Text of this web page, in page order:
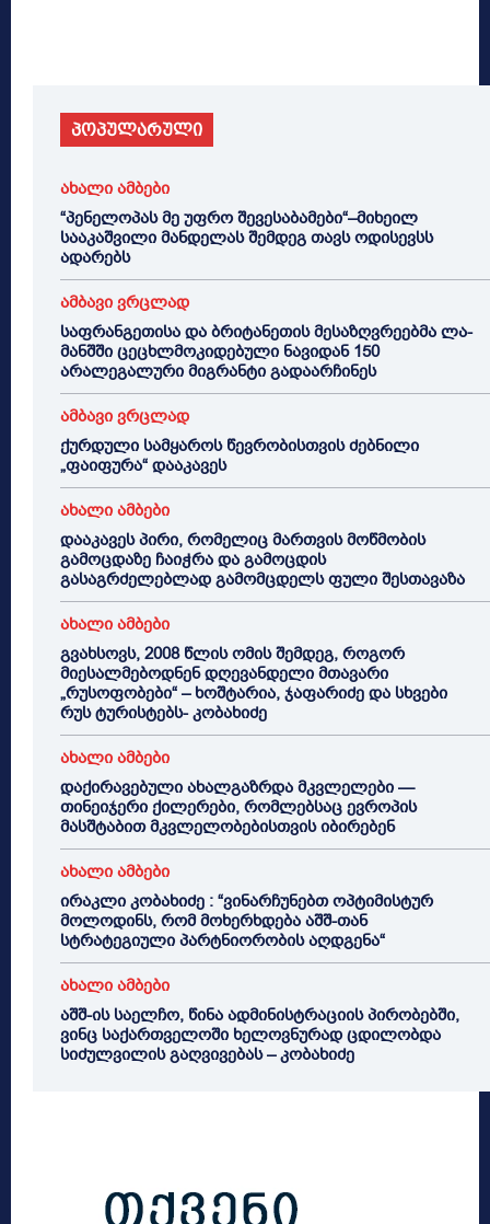
პოპულარული
ახალი ამბები
“პენელოპას მე უფრო შევესაბამები“–მიხეილ
სააკაშვილი მანდელას შემდეგ თავს ოდისევსს
ადარებს
ამბავი ვრცლად
საფრანგეთისა და ბრიტანეთის მესაზღვრეებმა ლა-
მანშში ცეცხლმოკიდებული ნავიდან 150
არალეგალური მიგრანტი გადაარჩინეს
ამბავი ვრცლად
ქურდული სამყაროს წევრობისთვის ძებნილი
„ფაიფურა“ დააკავეს
ახალი ამბები
დააკავეს პირი, რომელიც მართვის მოწმობის
გამოცდაზე ჩაიჭრა და გამოცდის
გასაგრძელებლად გამომცდელს ფული შესთავაზა
ახალი ამბები
გვახსოვს, 2008 წლის ომის შემდეგ, როგორ
მიესალმებოდნენ დღევანდელი მთავარი
„რუსოფობები“ – ხოშტარია, ჯაფარიძე და სხვები
რუს ტურისტებს- კობახიძე
ახალი ამბები
დაქირავებული ახალგაზრდა მკვლელები —
თინეიჯერი ქილერები, რომლებსაც ევროპის
მასშტაბით მკვლელობებისთვის იბირებენ
ახალი ამბები
ირაკლი კობახიძე : “ვინარჩუნებთ ოპტიმისტურ
მოლოდინს, რომ მოხერხდება აშშ-თან
სტრატეგიული პარტნიორობის აღდგენა“
ახალი ამბები
აშშ-ის საელჩო, წინა ადმინისტრაციის პირობებში,
ვინც საქართველოში ხელოვნურად ცდილობდა
სიძულვილის გაღვივებას – კობახიძე